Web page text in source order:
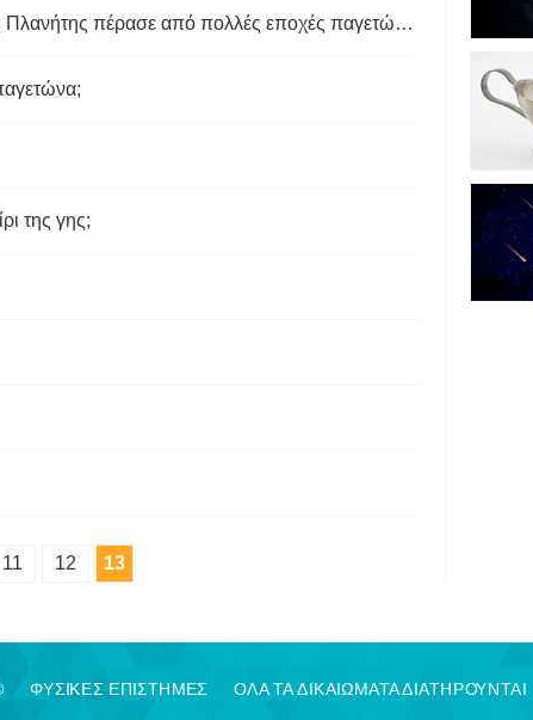
Οι παγετώνες στον Άρη αποκαλύπτουν ότι ο Κόκκινος Πλανήτης πέρασε από πολλές εποχές παγετώνων
της γης;
11 12 13
ΦΥΣΙΚΈΣ ΕΠΙΣΤΉΜΕΣ ΟΛΑ ΤΑ ΔΙΚΑΙΩΜΑΤΑ ΔΙΑΤΗΡΟΥΝΤΑΙ